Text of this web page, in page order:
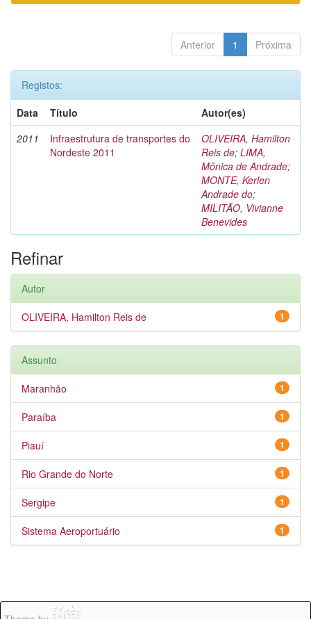
Anterior 1 Próxima
Registos:
Data
Título
Autor(es)
2011
Infraestrutura de transportes do
Nordeste 2011
OLIVEIRA, Hamilton
Reis de; LIMA,
Mônica de Andrade;
MONTE, Kerlen
Andrade do;
MILITÃO, Vivianne
Benevides
Refinar
Autor
1
OLIVEIRA, Hamilton Reis de
Assunto
1
Maranhão
1
Paraíba
1
Piauí
1
Rio Grande do Norte
1
Sergipe
1
Sistema Aeroportuário